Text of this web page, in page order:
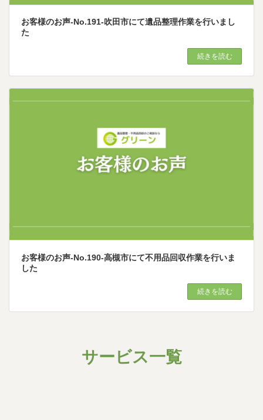
お客様のお声-No.191-吹田市にて遺品整理作業を行いまし
た
続きを読む
お客様のお声-No.190-高槻市にて不用品回収作業を行いま
した
続きを読む
サービス一覧